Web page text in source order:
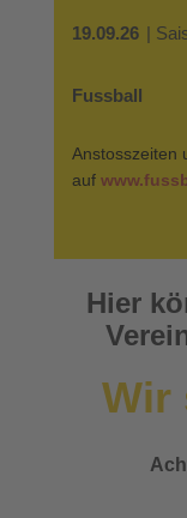
19.09.26 |
Fussball
Anstosszeiten
auf
Hier
Wir